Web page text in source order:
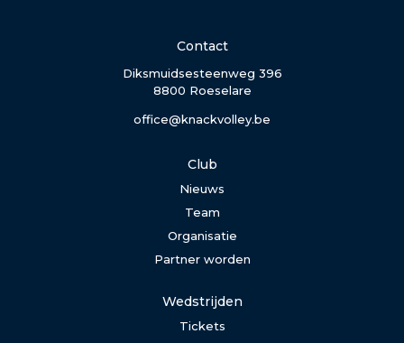
Contact
Diksmuidsesteenweg 396
8800 Roeselare
office@knackvolley.be
Club
Nieuws
Team
Organisatie
Partner worden
Wedstrijden
Tickets